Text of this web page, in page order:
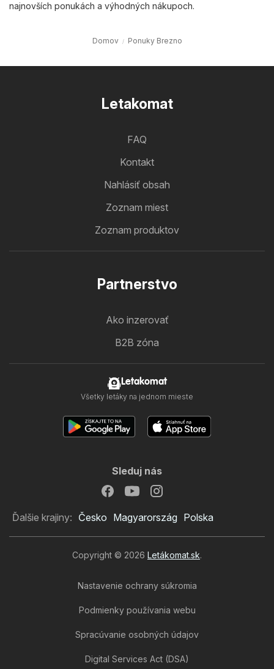
najnovších ponukách a výhodných nákupoch.
Domov Ponuky Brezno
Letakomat
FAQ
Kontakt
Nahlásiť obsah
Zoznam miest
Zoznam produktov
Partnerstvo
Ako inzerovať
B2B zóna
Letakomat
Všetky letáky na jednom mieste
Sleduj nás
Ďalšie krajiny: Česko Magyarország Polska
Copyright © 2026 Letákomat.sk.
Nastavenie ochrany súkromia
Podmienky používania webu
Spracúvanie osobných údajov
Digital Services Act (DSA)